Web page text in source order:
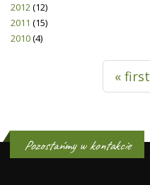
2012(12)
2011 (15)
2010(4)
« first
Pozostańmy w kontakcie